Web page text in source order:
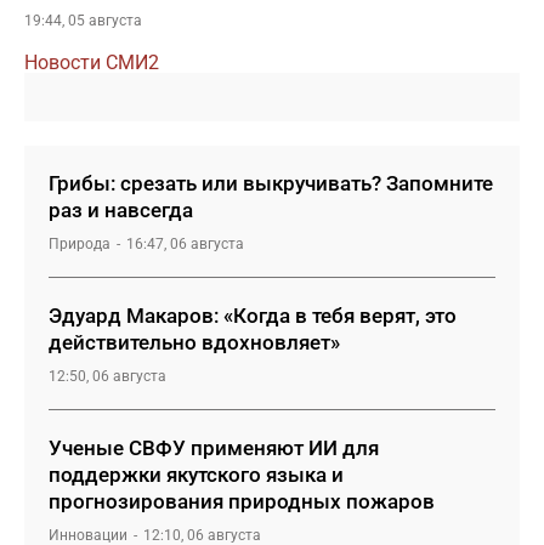
19:44, 05 августа
Новости СМИ2
Грибы: срезать или выкручивать? Запомните
раз и навсегда
Природа 16:47, 06 августа
Эдуард Макаров: «Когда в тебя верят, это
действительно вдохновляет»
12:50, 06 августа
Ученые СВФУ применяют ИИ для
поддержки якутского языка и
прогнозирования природных пожаров
Инновации 12:10, 06 августа